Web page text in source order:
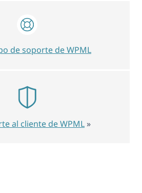
de soporte de WPML
al cliente de WPML »